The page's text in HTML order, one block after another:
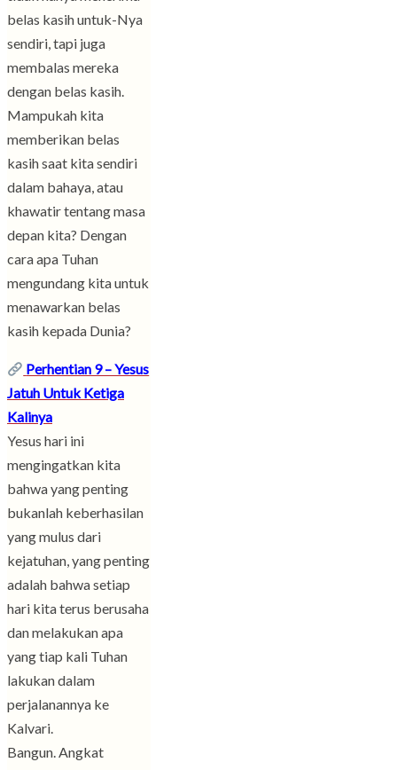
belas kasih untuk-Nya
sendiri, tapi juga
membalas mereka
dengan belas kasih.
Mampukah kita
memberikan belas
kasih saat kita sendiri
dalam bahaya, atau
khawatir tentang masa
depan kita? Dengan
cara apa Tuhan
mengundang kita untuk
menawarkan belas
kasih kepada Dunia?
Perhentian 9 – Yesus
Jatuh Untuk Ketiga
Kalinya
Yesus hari ini
mengingatkan kita
bahwa yang penting
bukanlah keberhasilan
yang mulus dari
kejatuhan, yang penting
adalah bahwa setiap
hari kita terus berusaha
dan melakukan apa
yang tiap kali Tuhan
lakukan dalam
perjalanannya ke
Kalvari.
Bangun. Angkat